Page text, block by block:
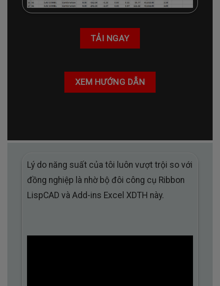
TẢI NGAY
XEM HƯỚNG DẪN
Lý do năng suất của tôi luôn vượt trội so với
đồng nghiệp là nhờ bộ đôi công cụ Ribbon
LispCAD và Add-ins Excel XDTH này.